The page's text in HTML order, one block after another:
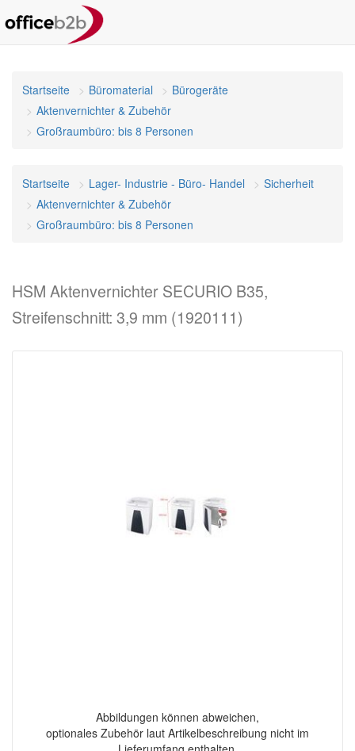
Startseite Büromaterial
Bürogeräte
Aktenvernichter & Zubehör
Großraumbüro: bis 8 Personen
Startseite Lager- Industrie - Büro- Handel
Sicherheit
Aktenvernichter & Zubehör
Großraumbüro: bis 8 Personen
HSM Aktenvernichter SECURIO B35,
Streifenschnitt: 3,9 mm (1920111)
Abbildungen können abweichen,
optionales Zubehör laut Artikelbeschreibung nicht im